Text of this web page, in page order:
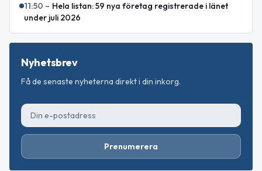
11:50 – Hela listan: 59 nya företag registrerade i länet
under juli 2026
Nyhetsbrev
Få de senaste nyheterna direkt i din inkorg.
Prenumerera